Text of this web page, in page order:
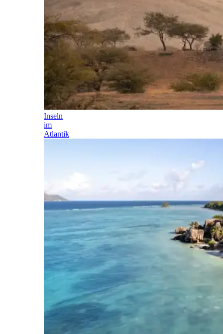
Inseln
im
Atlantik